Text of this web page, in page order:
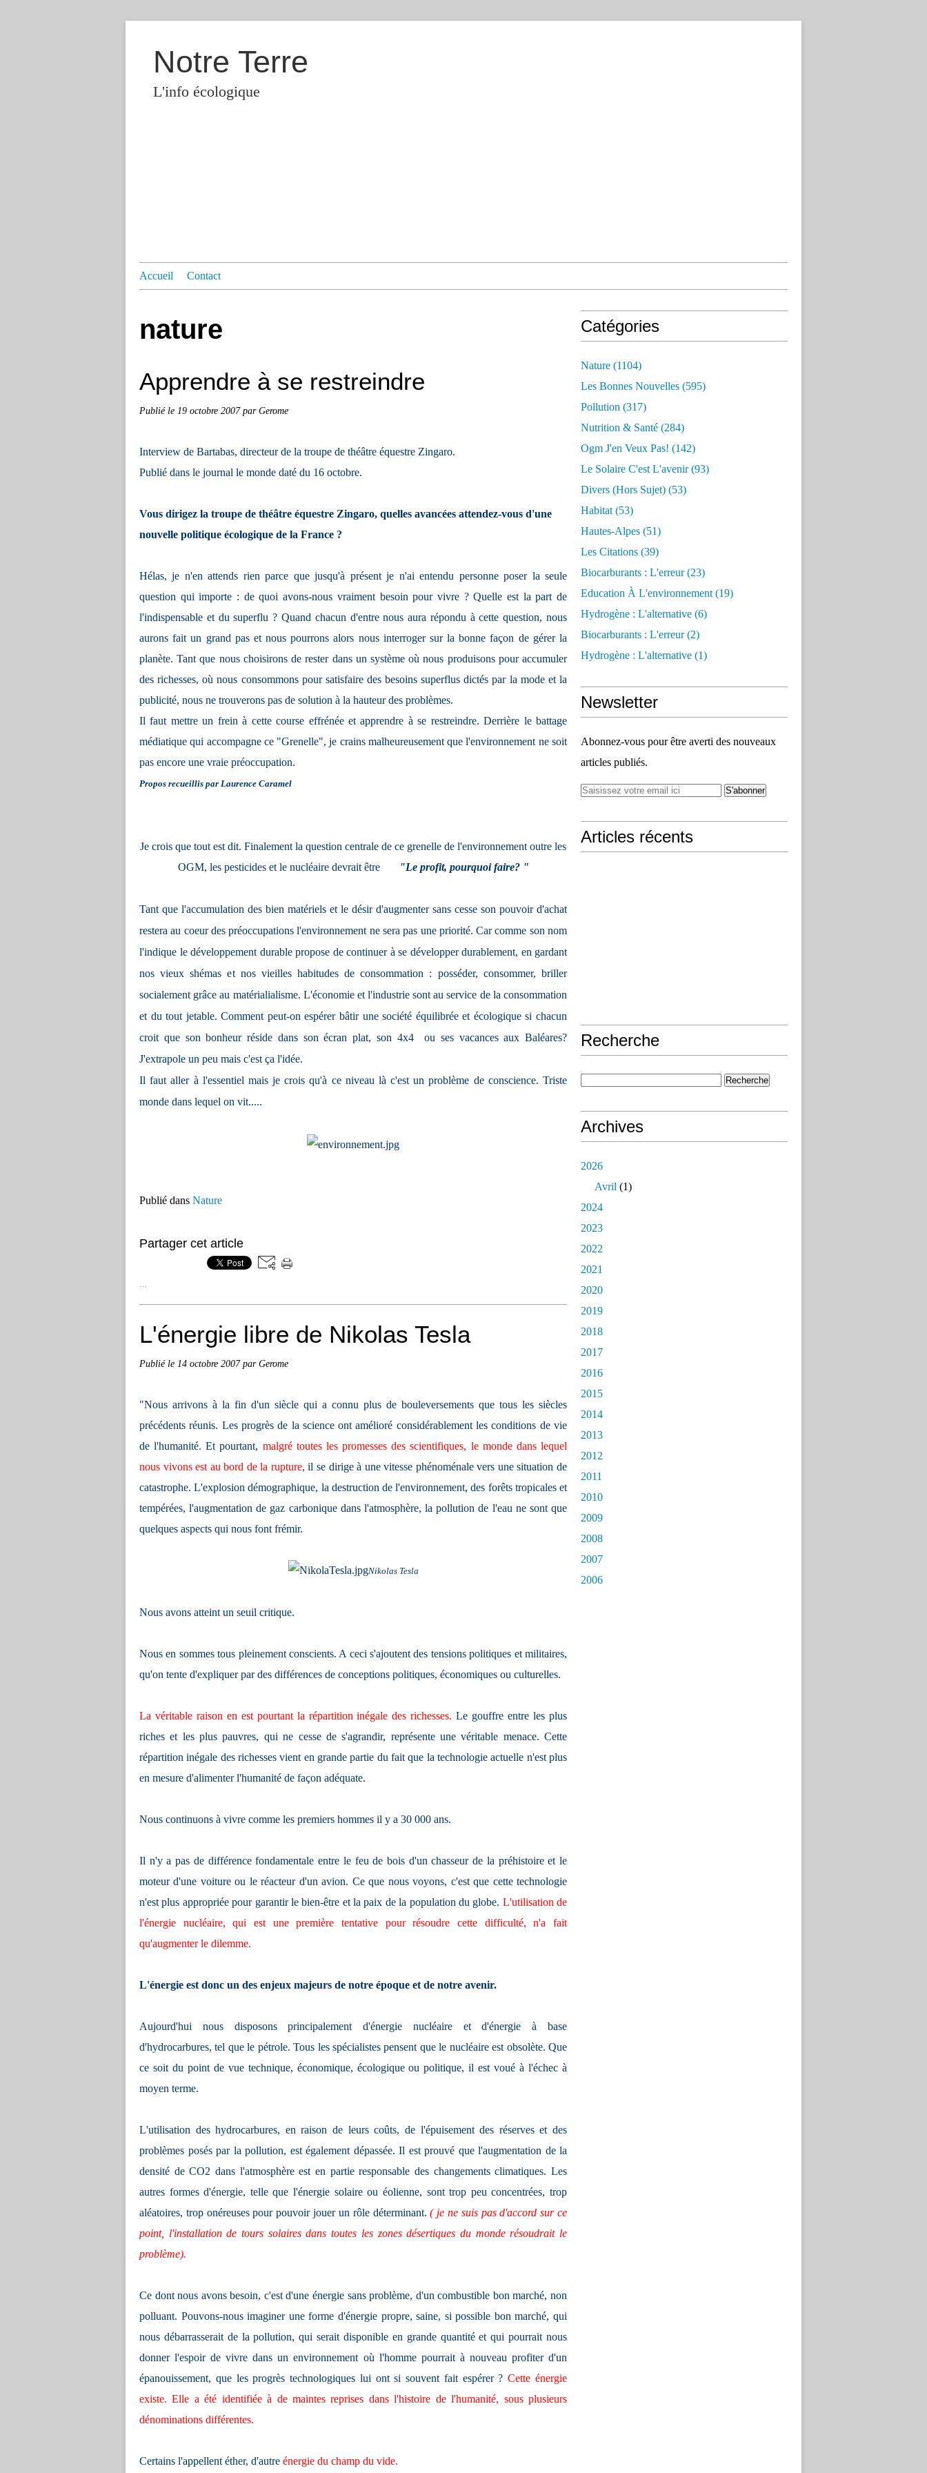
Notre Terre
L'info écologique
Accueil Contact
nature
Apprendre à se restreindre
Publié le 19 octobre 2007par Gerome
Interview de Bartabas, directeur de la troupe de théâtre équestre Zingaro.
Publié dans le journal le monde daté du 16 octobre.
Vous dirigez la troupe de théâtre équestre Zingaro, quelles avancées attendez-vous d'une
nouvelle politique écologique de la France ?
Hélas, je n'en attends rien parce que jusqu'à présent je n'ai entendu personne poser la seule
question qui importe : de quoi avons-nous vraiment besoin pour vivre ? Quelle est la part de
l'indispensable et du superflu ? Quand chacun d'entre nous aura répondu à cette question, nous
aurons fait un grand pas et nous pourrons alors nous interroger sur la bonne façon de gérer la
planète. Tant que nous choisirons de rester dans un système où nous produisons pour accumuler
des richesses, où nous consommons pour satisfaire des besoins superflus dictés par la mode et la
publicité, nous ne trouverons pas de solution à la hauteur des problèmes.
Il faut mettre un frein à cette course effrénée et apprendre à se restreindre. Derrière le battage
médiatique qui accompagne ce "Grenelle", je crains malheureusement que l'environnement ne soit
pas encore une vraie préoccupation.
Propos recueillis par Laurence Caramel
Je crois que tout est dit. Finalement la question centrale de ce grenelle de l'environnement outre les
OGM, les pesticides et le nucléaire devrait être
"Le profit, pourquoi faire? "
Tant que l'accumulation des bien matériels et le désir d'augmenter sans cesse son pouvoir d'achat
restera au coeur des préoccupations l'environnement ne sera pas une priorité. Car comme son nom
l'indique le développement durable propose de continuer à se développer durablement, en gardant
nos vieux shémas et nos vieilles habitudes de consommation : posséder, consommer, briller
socialement grâce au matérialialisme. L'économie et l'industrie sont au service de la consommation
et du tout jetable. Comment peut-on espérer bâtir une société équilibrée et écologique si chacun
croit que son bonheur réside dans son écran plat, son 4x4 ou ses vacances aux Baléares?
J'extrapole un peu mais c'est ça l'idée.
Il faut aller à l'essentiel mais je crois qu'à ce niveau là c'est un problème de conscience. Triste
monde dans lequel on vit.....
Publié dans Nature
Partager cet article
L'énergie libre de Nikolas Tesla
Publié le 14 octobre 2007par Gerome
"Nous arrivons à la fin d'un siècle qui a connu plus de bouleversements que tous les siècles
précédents réunis. Les progrès de la science ont amélioré considérablement les conditions de vie
de l'humanité. Et pourtant, malgré toutes les promesses des scientifiques, le monde dans lequel
nous vivons est au bord de la rupture, il se dirige à une vitesse phénoménale vers une situation de
catastrophe. L'explosion démographique, la destruction de l'environnement, des forêts tropicales et
tempérées, l'augmentation de gaz carbonique dans l'atmosphère, la pollution de l'eau ne sont que
quelques aspects qui nous font frémir.
Nikolas Tesla
Nous avons atteint un seuil critique.
Nous en sommes tous pleinement conscients. A ceci s'ajoutent des tensions politiques et militaires,
qu'on tente d'expliquer par des différences de conceptions politiques, économiques ou culturelles.
La véritable raison en est pourtant la répartition inégale des richesses. Le gouffre entre les plus
riches et les plus pauvres, qui ne cesse de s'agrandir, représente une véritable menace. Cette
répartition inégale des richesses vient en grande partie du fait que la technologie actuelle n'est plus
en mesure d'alimenter l'humanité de façon adéquate.
Nous continuons à vivre comme les premiers hommes il y a 30 000 ans.
Il n'y a pas de différence fondamentale entre le feu de bois d'un chasseur de la préhistoire et le
moteur d'une voiture ou le réacteur d'un avion. Ce que nous voyons, c'est que cette technologie
n'est plus appropriée pour garantir le bien-être et la paix de la population du globe. L'utilisation de
l'énergie nucléaire, qui est une première tentative pour résoudre cette difficulté, n'a fait
qu'augmenter le dilemme.
L'énergie est donc un des enjeux majeurs de notre époque et de notre avenir.
Aujourd'hui nous disposons principalement d'énergie nucléaire et d'énergie à base
d'hydrocarbures, tel que le pétrole. Tous les spécialistes pensent que le nucléaire est obsolète. Que
ce soit du point de vue technique, économique, écologique ou politique, il est voué à l'échec à
moyen terme.
L'utilisation des hydrocarbures, en raison de leurs coûts, de l'épuisement des réserves et des
problèmes posés par la pollution, est également dépassée. Il est prouvé que l'augmentation de la
densité de CO2 dans l'atmosphère est en partie responsable des changements climatiques. Les
autres formes d'énergie, telle que l'énergie solaire ou éolienne, sont trop peu concentrées, trop
aléatoires, trop onéreuses pour pouvoir jouer un rôle déterminant.( je ne suis pas d'accord sur ce
point, l'installation de tours solaires dans toutes les zones désertiques du monde résoudrait le
problème).
Ce dont nous avons besoin, c'est d'une énergie sans problème, d'un combustible bon marché, non
polluant. Pouvons-nous imaginer une forme d'énergie propre, saine, si possible bon marché, qui
nous débarrasserait de la pollution, qui serait disponible en grande quantité et qui pourrait nous
donner l'espoir de vivre dans un environnement où l'homme pourrait à nouveau profiter d'un
épanouissement, que les progrès technologiques lui ont si souvent fait espérer ?Cette énergie
existe. Elle a été identifiée à de maintes reprises dans l'histoire de l'humanité, sous plusieurs
dénominations différentes.
Certains l'appellent éther, d'autre énergie du champ du vide.
Catégories
Nature (1104)
Les Bonnes Nouvelles (595)
Pollution (317)
Nutrition & Santé (284)
Ogm J'en Veux Pas! (142)
Le Solaire C'est L'avenir(93)
Divers (hors Sujet) (53)
Habitat (53)
Hautes-Alpes (51)
Les Citations (39)
Biocarburants : L'erreur(23)
Education À L'environnement (19)
Hydrogène : L'alternative (6)
Biocarburants : L'erreur(2)
Hydrogène : L'alternative (1)
Newsletter
Abonnez-vous pour être averti des nouveaux
articles publiés.
Articles récents
Recherche
Archives
2026
Avril (1)
2024
2023
2022
2021
2020
2019
2018
2017
2016
2015
2014
2013
2012
2011
2010
2009
2008
2007
2006